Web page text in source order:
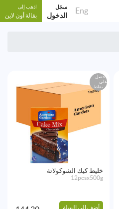
Eng سجَل
الدخول
اذهب إلى
بقالة أون لاين
احصل
على
نقاط
خليط كيك الشوكولاتة
12pcsx500g
أضف إلى السلة